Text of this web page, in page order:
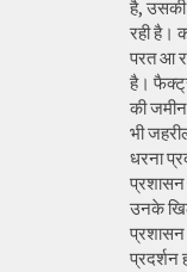
है,
रही है।
परत आ
है।
की
भी
धरना
प्रशासन
उनके
प्रशासन
प्रदर्शन